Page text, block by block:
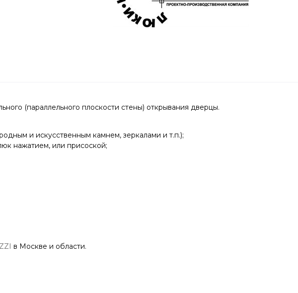
(параллельного плоскости стены) открывания дверцы.
и искусственным камнем, зеркалами и т.п.);
нажатием, или присоской;
в Москве и области.